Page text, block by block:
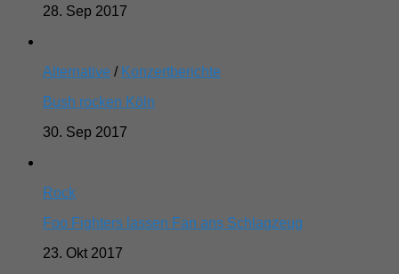
28. Sep 2017
Alternative / Konzertberichte
Bush rocken Köln
30. Sep 2017
Rock
Foo Fighters lassen Fan ans Schlagzeug
23. Okt 2017